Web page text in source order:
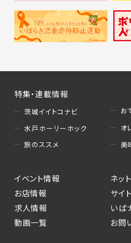
特集・連載情報
茨城イイトコナビ
水戸ホーリーホック
旅のススメ
お
オ
美
イベント情報
お店情報
求人情報
動画一覧
ネッ
サイ
いば
お問